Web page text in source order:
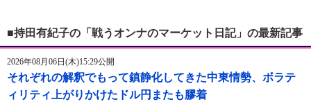
■持田有紀子の「戦うオンナのマーケット日記」の最新記事
2026年08月06日(木)15:29公開
それぞれの解釈でもって鎮静化してきた中東情勢、ボラテ
ィリティ上がりかけたドル円またも膠着